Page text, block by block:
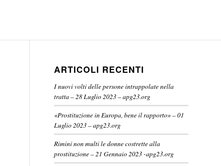
ARTICOLI RECENTI
I nuovi volti delle persone intrappolate nella
tratta – 28 Luglio 2023 – apg23.org
«Prostituzione in Europa, bene il rapporto» – 01
Luglio 2023 – apg23.org
Rimini non multi le donne costrette alla
prostituzione – 21 Gennaio 2023 -apg23.org